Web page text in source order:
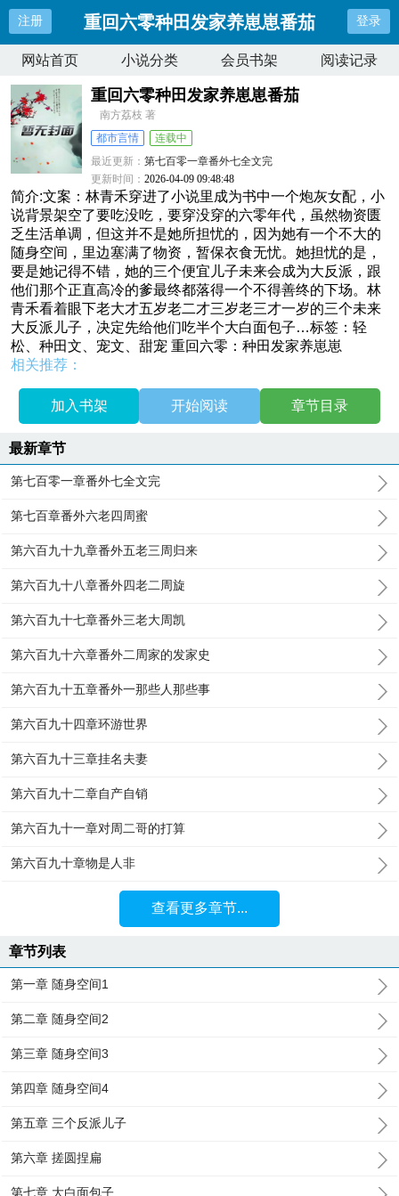
注册 重回六零种田发家养崽崽番茄 登录
网站首页 小说分类 会员书架 阅读记录
重回六零种田发家养崽崽番茄
南方荔枝 著
都市言情
连载中
最近更新：第七百零一章番外七全文完
更新时间：2026-04-09 09:48:48
简介:文案：林青禾穿进了小说里成为书中一个炮灰女配，小
说背景架空了要吃没吃，要穿没穿的六零年代，虽然物资匮
乏生活单调，但这并不是她所担忧的，因为她有一个不大的
随身空间，里边塞满了物资，暂保衣食无忧。她担忧的是，
要是她记得不错，她的三个便宜儿子未来会成为大反派，跟
他们那个正直高冷的爹最终都落得一个不得善终的下场。林
青禾看着眼下老大才五岁老二才三岁老三才一岁的三个未来
大反派儿子，决定先给他们吃半个大白面包子…标签：轻
松、种田文、宠文、甜宠 重回六零：种田发家养崽崽
相关推荐：
加入书架 开始阅读 章节目录
最新章节
第七百零一章番外七全文完
第七百章番外六老四周蜜
第六百九十九章番外五老三周归来
第六百九十八章番外四老二周旋
第六百九十七章番外三老大周凯
第六百九十六章番外二周家的发家史
第六百九十五章番外一那些人那些事
第六百九十四章环游世界
第六百九十三章挂名夫妻
第六百九十二章自产自销
第六百九十一章对周二哥的打算
第六百九十章物是人非
查看更多章节...
章节列表
第一章 随身空间1
第二章 随身空间2
第三章 随身空间3
第四章 随身空间4
第五章 三个反派儿子
第六章 搓圆捏扁
第七章 大白面包子